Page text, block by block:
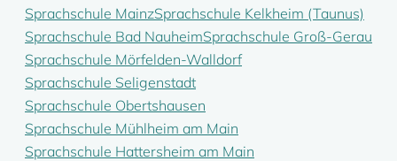
Sprachschule MainzSprachschule Kelkheim (Taunus)
Sprachschule Bad NauheimSprachschule Groß-Gerau
Sprachschule Mörfelden-Walldorf
Sprachschule Seligenstadt
Sprachschule Obertshausen
Sprachschule Mühlheim am Main
Sprachschule Hattersheim am Main